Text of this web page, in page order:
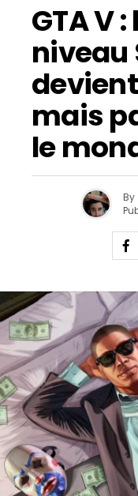
GTA V
niveau
mais
le
By